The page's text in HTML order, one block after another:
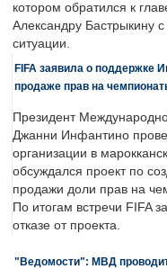
котором обратился к
Александру Бастрыкину
ситуации.
FIFA заявила о поддержке
продаже прав на
Президент
Джанни Инфантино
организации в
обсуждался проект по
продажи доли прав на
По итогам встречи FIFA
отказе от проекта.
"Ведомости": МВД проводит